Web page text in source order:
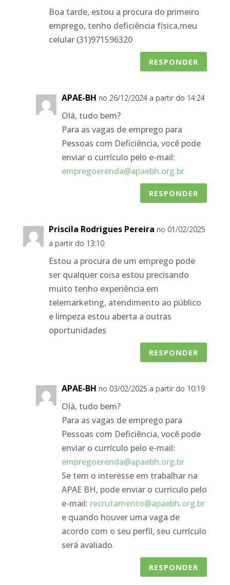
Boa tarde, estou a procura do primeiro
emprego, tenho deficiência física,meu
celular (31)971596320
RESPONDER
APAE-BH no 26/12/2024 a partir do 14:24
Olá, tudo bem?
Para as vagas de emprego para
Pessoas com Deficiência, você pode
enviar o currículo pelo e-mail:
empregoerenda@apaebh.org.br
RESPONDER
Priscila Rodrigues Pereira no 01/02/2025
a partir do 13:10
Estou a procura de um emprego pode
ser qualquer coisa estou precisando
muito tenho experiência em
telemarketing, atendimento ao público
e limpeza estou aberta a outras
oportunidades
RESPONDER
APAE-BH no 03/02/2025 a partir do 10:19
Olá, tudo bem?
Para as vagas de emprego para
Pessoas com Deficiência, você pode
enviar o currículo pelo e-mail:
empregoerenda@apaebh.org.br
Se tem o interesse em trabalhar na
APAE BH, pode enviar o currículo pelo
e-mail: recrutamento@apaebh.org.br
e quando houver uma vaga de
acordo com o seu perfil, seu currículo
será avaliado.
RESPONDER